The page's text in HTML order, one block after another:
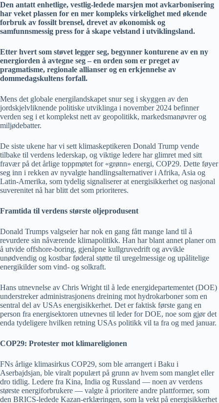
Den antatt enhetlige, vestlig-ledede marsjen mot avkarbonisering
har veket plassen for en mer kompleks virkelighet med økende
forbruk av fossilt brensel, drevet av økonomisk og
samfunnsmessig press for å skape velstand i utviklingsland.
Etter hvert som støvet legger seg, begynner konturene av en ny
energiorden å avtegne seg – en orden som er preget av
pragmatisme, regionale allianser og en erkjennelse av
dommedagskultens forfall.
Mens det globale energilandskapet snur seg i skyggen av den
jordskjelvliknende politiske utviklinga i november 2024 befinner
verden seg i et komplekst nett av geopolitikk, markedsmanøvrer og
miljødebatter.
De siste ukene har vi sett klimaskeptikeren Donald Trump vende
tilbake til verdens lederskap, og viktige ledere har glimret med sitt
fravær på det årlige toppmøtet for «grønn» energi, COP29. Dette føyer
seg inn i rekken av nyvalgte handlingsalternativer i Afrika, Asia og
Latin-Amerika, som tydelig signaliserer at energisikkerhet og nasjonal
suverenitet nå har blitt det som prioriteres.
Framtida til verdens største oljeprodusent
Donald Trumps valgseier har nok en gang fått mange land til å
revurdere sin nåværende klimapolitikk. Han har blant annet planer om
å utvide offshore-boring, gjenåpne kullgruvedrift og avvikle
unødvendig og kostbar føderal støtte til uregelmessige og upålitelige
energikilder som vind- og solkraft.
Hans utnevnelse av Chris Wright til å lede energidepartementet (DOE)
understreker administrasjonens dreining mot hydrokarboner som en
sentral del av USAs energisikkerhet. Det er faktisk første gang en
person fra energisektoren utnevnes til leder for DOE, noe som gjør det
enda tydeligere hvilken retning USAs politikk vil ta fra og med januar.
COP29: Protester mot klimareligionen
FNs årlige klimasirkus COP29, som ble arrangert i Baku i
Aserbajdsjan, ble viralt populært på grunn av hvem som manglet eller
dro tidlig. Ledere fra Kina, India og Russland — noen av verdens
største energiforbrukere — valgte å prioritere andre plattformer, som
den BRICS-ledede Kazan-erklæringen, som la vekt på energisikkerhet